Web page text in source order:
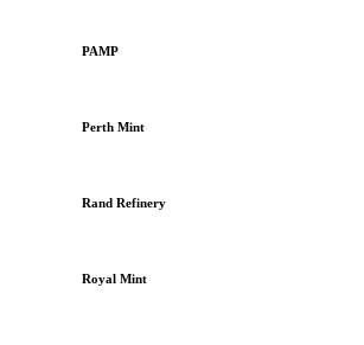
PAMP
Perth Mint
Rand Refinery
Royal Mint